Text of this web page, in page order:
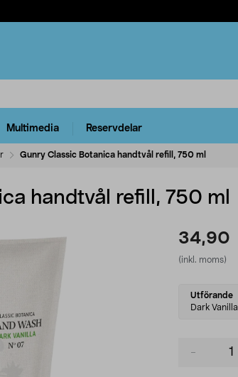
Multimedia Reservdelar
Gunry Classic Botanica handtvål refill, 750 ml
handtvål refill, 750 ml
34,90
(inkl. moms)
Select
variant
Utförande
Dark Vanilla